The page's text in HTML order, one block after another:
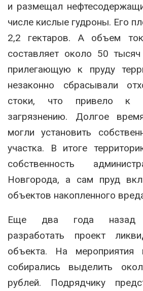
и размещал
числе кислые гудроны. Его
2,2 гектаров. А объем
составляет около 50
прилегающую к пруду
незаконно сбрасывали
стоки, что привело к
загрязнению. Долгое
могли установить
участка. В итоге
собственность
Новгорода, а сам пруд
объектов накопленного
Еще два года назад
разработать проект
объекта. На мероприятия
собирались выделить
рублей. Подрядчику